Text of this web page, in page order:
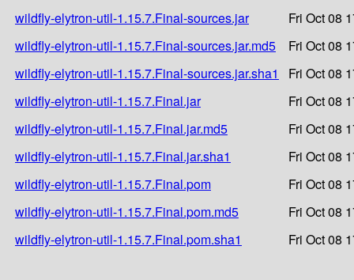
wildfly-elytron-util-1.15.7.Final-sources.jar
Fri Oct 08
wildfly-elytron-util-1.15.7.Final-sources.jar.md5
Fri Oct 08
wildfly-elytron-util-1.15.7.Final-sources.jar.sha1
Fri Oct 08
wildfly-elytron-util-1.15.7.Final.jar
Fri Oct 08
wildfly-elytron-util-1.15.7.Final.jar.md5
Fri Oct 08
wildfly-elytron-util-1.15.7.Final.jar.sha1
Fri Oct 08
wildfly-elytron-util-1.15.7.Final.pom
Fri Oct 08
wildfly-elytron-util-1.15.7.Final.pom.md5
Fri Oct 08
wildfly-elytron-util-1.15.7.Final.pom.sha1
Fri Oct 08